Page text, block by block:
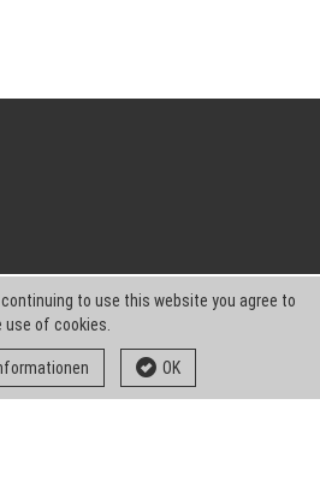
to use this website you agree to
use of cookies.
OK